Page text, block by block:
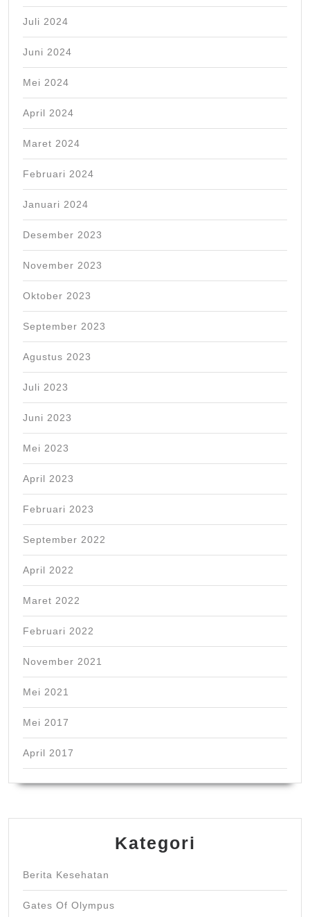
Juli 2024
Juni 2024
Mei 2024
April 2024
Maret 2024
Februari 2024
Januari 2024
Desember 2023
November 2023
Oktober 2023
September 2023
Agustus 2023
Juli 2023
Juni 2023
Mei 2023
April 2023
Februari 2023
September 2022
April 2022
Maret 2022
Februari 2022
November 2021
Mei 2021
Mei 2017
April 2017
Kategori
Berita Kesehatan
Gates Of Olympus